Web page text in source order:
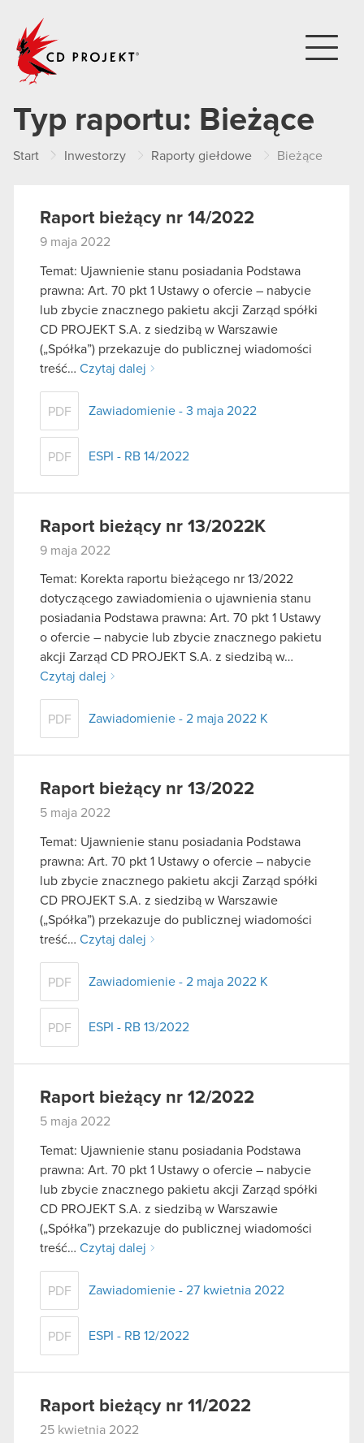
Typ raportu: Bieżące
Start Inwestorzy Raporty giełdowe Bieżące
Raport bieżący nr 14/2022
9 maja 2022
Temat: Ujawnienie stanu posiadania Podstawa
prawna: Art. 70 pkt 1 Ustawy o ofercie – nabycie
lub zbycie znacznego pakietu akcji Zarząd spółki
CD PROJEKT S.A. z siedzibą w Warszawie
(„Spółka”) przekazuje do publicznej wiadomości
treść… Czytaj dalej
PDF Zawiadomienie - 3 maja 2022
PDF ESPI - RB 14/2022
Raport bieżący nr 13/2022K
9 maja 2022
Temat: Korekta raportu bieżącego nr 13/2022
dotyczącego zawiadomienia o ujawnienia stanu
posiadania Podstawa prawna: Art. 70 pkt 1 Ustawy
o ofercie – nabycie lub zbycie znacznego pakietu
akcji Zarząd CD PROJEKT S.A. z siedzibą w…
Czytaj dalej
PDF Zawiadomienie - 2 maja 2022 K
Raport bieżący nr 13/2022
5 maja 2022
Temat: Ujawnienie stanu posiadania Podstawa
prawna: Art. 70 pkt 1 Ustawy o ofercie – nabycie
lub zbycie znacznego pakietu akcji Zarząd spółki
CD PROJEKT S.A. z siedzibą w Warszawie
(„Spółka”) przekazuje do publicznej wiadomości
treść… Czytaj dalej
PDF Zawiadomienie - 2 maja 2022 K
PDF ESPI - RB 13/2022
Raport bieżący nr 12/2022
5 maja 2022
Temat: Ujawnienie stanu posiadania Podstawa
prawna: Art. 70 pkt 1 Ustawy o ofercie – nabycie
lub zbycie znacznego pakietu akcji Zarząd spółki
CD PROJEKT S.A. z siedzibą w Warszawie
(„Spółka”) przekazuje do publicznej wiadomości
treść… Czytaj dalej
PDF Zawiadomienie - 27 kwietnia 2022
PDF ESPI - RB 12/2022
Raport bieżący nr 11/2022
25 kwietnia 2022